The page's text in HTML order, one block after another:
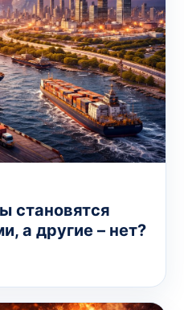
становятся
а другие – нет?